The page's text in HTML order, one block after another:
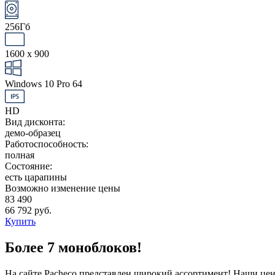
256Гб
1600 x 900
Windows 10 Pro 64
HD
Вид дисконта:
демо-образец
Работоспособность:
полная
Состояние:
есть царапины
Возможно изменение цены
83 490
66 792 руб.
Купить
Более 7 моноблоков!